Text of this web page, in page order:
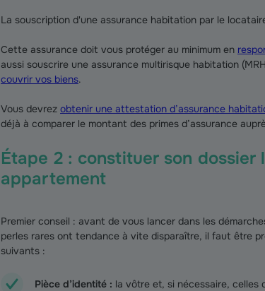
La souscription d'une assurance habitation par le
Cette assurance doit vous protéger au minimum en
aussi souscrire une assurance multirisque habitation
couvrir vos biens.
Vous devrez obtenir une attestation d’assurance
déjà à comparer le montant des primes d’assurance
Étape 2 : constituer son
appartement
Premier conseil : avant de vous lancer dans les
perles rares ont tendance à vite disparaître, il faut être
suivants :
Pièce d’identité : la vôtre et, si nécessaire, celles